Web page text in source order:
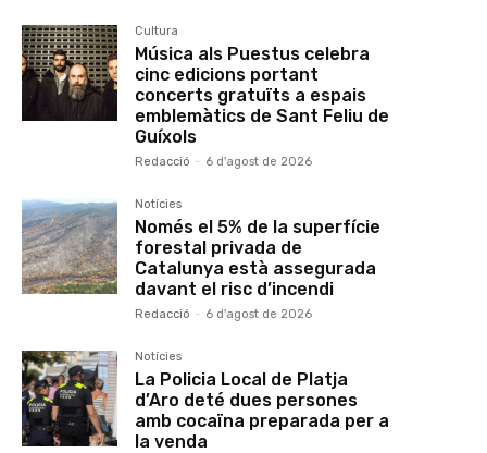
Cultura
Música als Puestus celebra
cinc edicions portant
concerts gratuïts a espais
emblemàtics de Sant Feliu de
Guíxols
Redacció - 6 d'agost de 2026
Notícies
Només el 5% de la superfície
forestal privada de
Catalunya està assegurada
davant el risc d’incendi
Redacció - 6 d'agost de 2026
Notícies
La Policia Local de Platja
d’Aro deté dues persones
amb cocaïna preparada per a
la venda